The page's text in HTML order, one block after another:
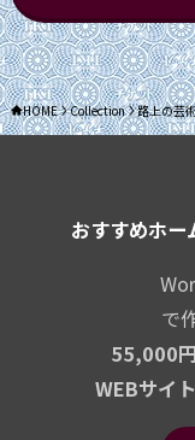
HOME Collection 路上の芸
おすすめホー
で
55,000
WEBサイ